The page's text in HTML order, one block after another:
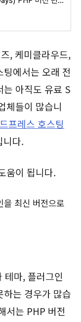
, 케미클라우드,
에서는 오래 전
아직도 유료 S
체들이 많습니
프레스 호스팅
니다.
움이 됩니다.
을 최신 버전으로
테마, 플러그인
는 경우가 많습
서는 PHP 버전